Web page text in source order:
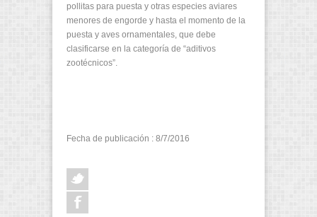
pollitas para puesta y otras especies aviares
menores de engorde y hasta el momento de la
puesta y aves ornamentales, que debe
clasificarse en la categoría de “aditivos
zootécnicos”.
Fecha de publicación : 8/7/2016